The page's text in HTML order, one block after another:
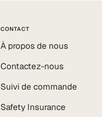
CONTACT
À propos de nous
Contactez-nous
Suivi de commande
Safety Insurance